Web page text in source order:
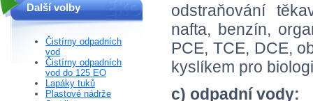
odstraňování
nafta, benzín,
PCE, TCE, DCE,
kyslíkem pro
c) odpadní vody:
Další volby
Čistírny odpadních
vod
Čistírny odpadních
vod do 125 EO
Lapáky tuků
Plastové nádrže